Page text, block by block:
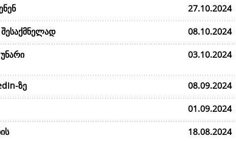
27.10.2024
08.10.2024
03.10.2024
ზე
08.09.2024
01.09.2024
18.08.2024